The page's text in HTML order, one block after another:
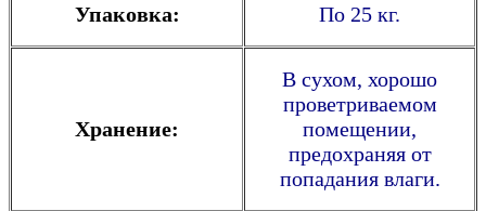
Упаковка: По 25 кг.
Хранение:
В сухом, хорошо
проветриваемом
помещении,
предохраняя от
попадания влаги.